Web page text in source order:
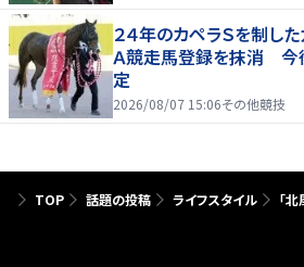
２４年のカペラＳを制し
Ａ競走馬登録を抹消 今
定
2026/08/07 15:06その他競技
TOP 話題の投稿 ライフスタイル 「